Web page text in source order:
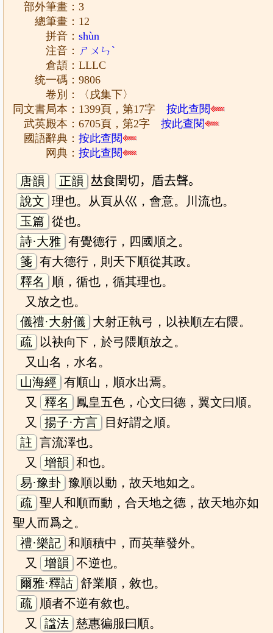
部外筆畫：3
總筆畫：12
拼音：shùn
注音： ㄕㄨㄣˋ
倉頡：LLLC
统一碼：9806
卷別：〈戌集下〉
同文書局本：1399頁，第17字按此查閱
武英殿本：6705頁，第2字按此查閱
國語辭典：按此查閱
网典：按此查閱
唐韻 正韻
𠀤食閏切，盾去聲。
說文 理也。从頁从巛，會意。川流也。
玉篇 從也。
詩·大雅 有覺德行，四國順之。
箋 有大德行，則天下順從其政。
釋名
順，循也，循其理也。
又放之也。
儀禮·大射儀 大射正執弓，以袂順左右隈。
疏
以袂向下，於弓隈順放之。
又山名，水名。
山海經 有順山，順水出焉。
又
釋名
鳳皇五色，心文曰德，翼文曰順。
又
揚子·方言
目好謂之順。
註 言流澤也。
又
增韻 和也。
易·豫卦 豫順以動，故天地如之。
疏 聖人和順而動，合天地之德，故天地亦如
聖人而爲之。
禮·樂記 和順積中，而英華發外。
又
增韻 不逆也。
爾雅·釋詁 舒業順，敘也。
疏 順者不逆有敘也。
又
諡法 慈惠徧服曰順。